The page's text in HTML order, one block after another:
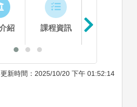
紹 課程資訊
新時間：2025/10/20 下午 01:52:14